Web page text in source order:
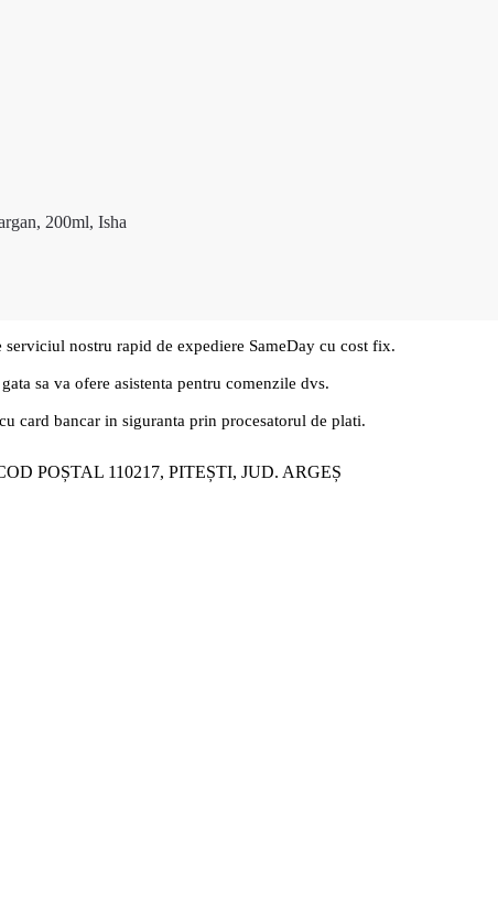
200ml, Isha
serviciul nostru rapid de expediere SameDay cu cost fix.
sa va ofere asistenta pentru comenzile dvs.
card bancar in siguranta prin procesatorul de plati.
POȘTAL 110217, PITEȘTI, JUD. ARGEȘ